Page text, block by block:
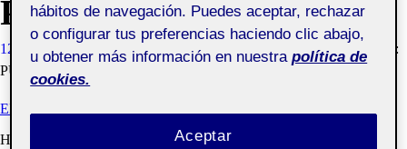
PUBLICACIÓN
12 MAYO, 2020 MARIA MAGDALENA BALOS
VISIBILIDAD:
PÚBLICA
EL INTERIOR DE LA PUBLICACIÓN
Hola a todos,
hábitos de navegación. Puedes aceptar, rechazar
o configurar tus preferencias haciendo clic abajo,
u obtener más información en nuestra política de
cookies.
Aceptar